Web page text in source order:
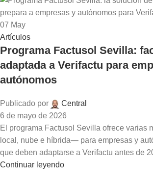
07 May
Artículos
Programa Factusol Sevilla:
adaptada a Verifactu para
autónomos
Publicado por
Central
6 de mayo de 2026
El programa Factusol Sevilla ofrece varias
local, nube e híbrida— para empresas y
que deben adaptarse a Verifactu antes de
Continuar leyendo